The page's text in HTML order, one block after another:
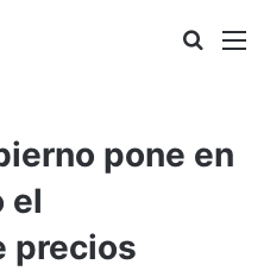
Buscar
pone en
el
precios